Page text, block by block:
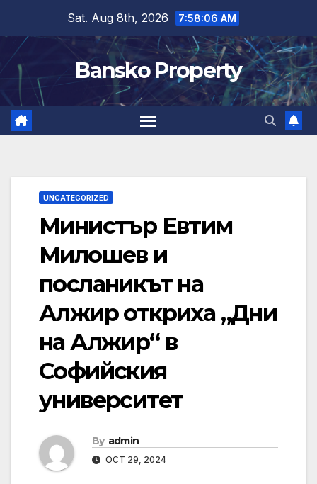
content
Sat. Aug 8th, 2026 7:58:07 AM
Bansko Property
UNCATEGORIZED
Министър Евтим
Милошев и
посланикът на
Алжир откриха „Дни
на Алжир“ в
Софийския
университет
By admin
OCT 29, 2024